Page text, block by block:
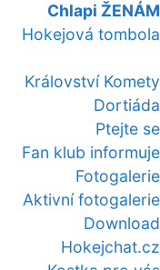
Chlapi ŽENÁM
Hokejová tombola
Království Komety
Dortiáda
Ptejte se
Fan klub informuje
Fotogalerie
Aktivní fotogalerie
Download
Hokejchat.cz